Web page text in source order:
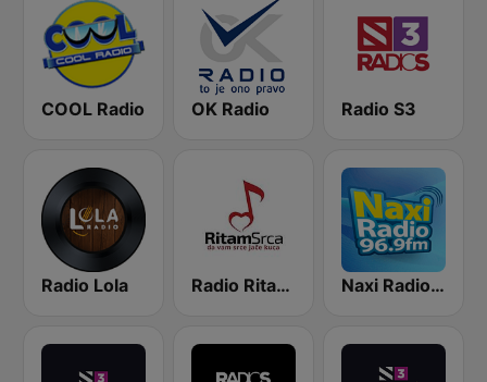
COOL Radio OK Radio Radio S3
Radio Lola Radio Ritam Srca Naxi Radio 96.9 FM